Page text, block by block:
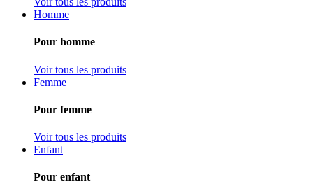
Homme
Pour homme
Voir tous les produits
Femme
Pour femme
Voir tous les produits
Enfant
Pour enfant